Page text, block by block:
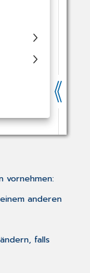
vornehmen:
anderen
falls